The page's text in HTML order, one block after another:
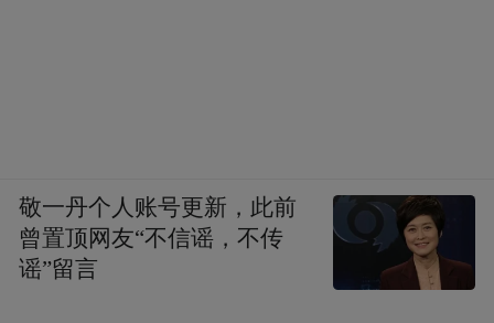
敬一丹个人账号更新，此前
曾置顶网友“不信谣，不传
谣”留言